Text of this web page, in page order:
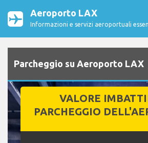
Aeroporto LAX
Informazioni e servizi aeroportuali
Parcheggio su Aeroporto LAX
VALORE
PARCHEGGIO